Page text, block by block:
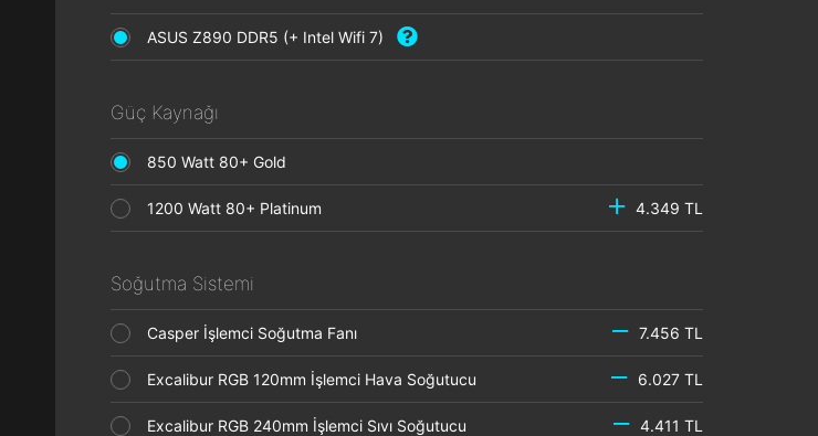
ASUS Z890 DDR5 (+ Intel Wifi 7)
Güç Kaynağı
850 Watt 80+ Gold
1200 Watt 80+ Platinum 4.349 TL
Soğutma Sistemi
Casper İşlemci Soğutma Fanı 7.456 TL
Excalibur RGB 120mm İşlemci Hava Soğutucu 6.027 TL
Excalibur RGB 240mm İşlemci Sıvı Soğutucu 4.411 TL